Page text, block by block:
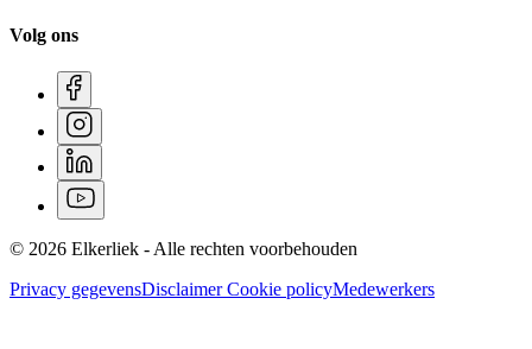
Volg ons
© 2026 Elkerliek - Alle rechten voorbehouden
Privacy gegevensDisclaimerCookie policyMedewerkers